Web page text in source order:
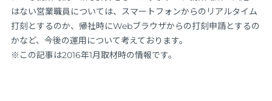
はない営業職員については、スマートフォンからのリアルタイム
打刻とするのか、帰社時にWebブラウザからの打刻申請とするの
かなど、今後の運用について考えております。
※この記事は2016年1月取材時の情報です。